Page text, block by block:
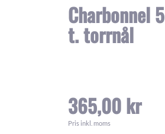
Charbonnel
t. torrnål
365,00 kr
Pris inkl. moms